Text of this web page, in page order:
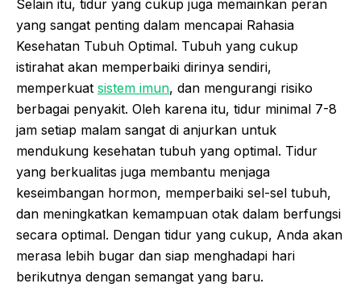
Selain itu, tidur yang cukup juga memainkan peran
yang sangat penting dalam mencapai Rahasia
Kesehatan Tubuh Optimal. Tubuh yang cukup
istirahat akan memperbaiki dirinya sendiri,
memperkuat sistem imun, dan mengurangi risiko
berbagai penyakit. Oleh karena itu, tidur minimal 7-8
jam setiap malam sangat di anjurkan untuk
mendukung kesehatan tubuh yang optimal. Tidur
yang berkualitas juga membantu menjaga
keseimbangan hormon, memperbaiki sel-sel tubuh,
dan meningkatkan kemampuan otak dalam berfungsi
secara optimal. Dengan tidur yang cukup, Anda akan
merasa lebih bugar dan siap menghadapi hari
berikutnya dengan semangat yang baru.